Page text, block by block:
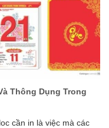
Thông Dụng Trong
cần in là việc mà các